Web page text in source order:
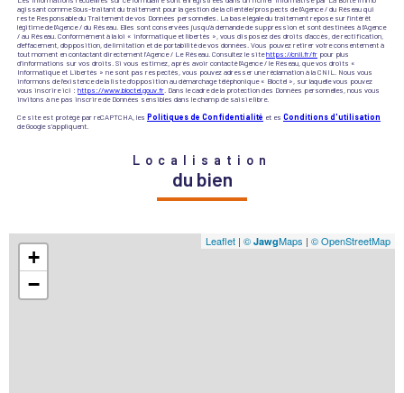
agissant comme Sous-traitant du traitement pour la gestion de la clientèle/prospects de l'Agence / du Réseau qui
reste Responsable du Traitement de vos Données personnelles. La base légale du traitement repose sur l'intérêt
légitime de l'Agence / du Réseau. Elles sont conservées jusqu'à demande de suppression et sont destinées à l'Agence
/ au Réseau. Conformément à la loi « informatique et libertés », vous disposez des droits d’accès, de rectification,
d’effacement, d’opposition, de limitation et de portabilité de vos données. Vous pouvez retirer votre consentement à
tout moment en contactant directement l’Agence / Le Réseau. Consultez le sitehttps://cnil.fr/fr pour plus
d’informations sur vos droits. Si vous estimez, après avoir contacté l'Agence / le Réseau, que vos droits «
Informatique et Libertés » ne sont pas respectés, vous pouvez adresser une réclamation à la CNIL. Nous vous
informons de l’existence de la liste d'opposition au démarchage téléphonique « Bloctel », sur laquelle vous pouvez
vous inscrire ici : https://www.bloctel.gouv.fr . Dans le cadre de la protection des Données personnelles, nous vous
invitons à ne pas inscrire de Données sensibles dans le champ de saisie libre.
Ce site est protégé par reCAPTCHA, les Politiques de Confidentialité et es Conditions d'utilisation
de Google s'appliquent.
Localisation
du bien
+
−
Leaflet | © JawgMaps | © OpenStreetMap